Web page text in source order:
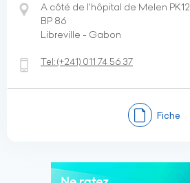
A côté de l'hôpital de Melen PK12
BP 86
Libreville - Gabon
Tel:(+241) 011 74 56 37
Fiche